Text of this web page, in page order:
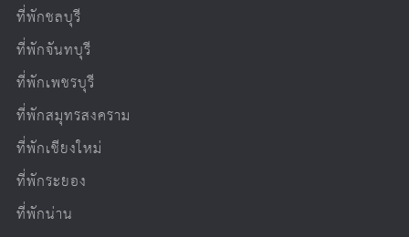
ที่พักชลบุรี
ที่พักจันทบุรี
ที่พักเพชรบุรี
ที่พักสมุทรสงคราม
ที่พักเชียงใหม่
ที่พักระยอง
ที่พักน่าน